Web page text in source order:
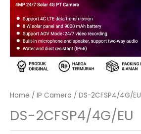
Home / IP Camera / DS-2CFSP4/4G/EU
DS-2CFSP4/4G/EU